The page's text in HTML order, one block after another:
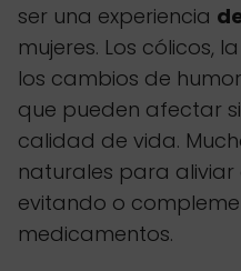
ser una experiencia
mujeres. Los cólicos,
los cambios de
que pueden afectar
calidad de vida.
naturales para aliviar
evitando o
medicamentos.